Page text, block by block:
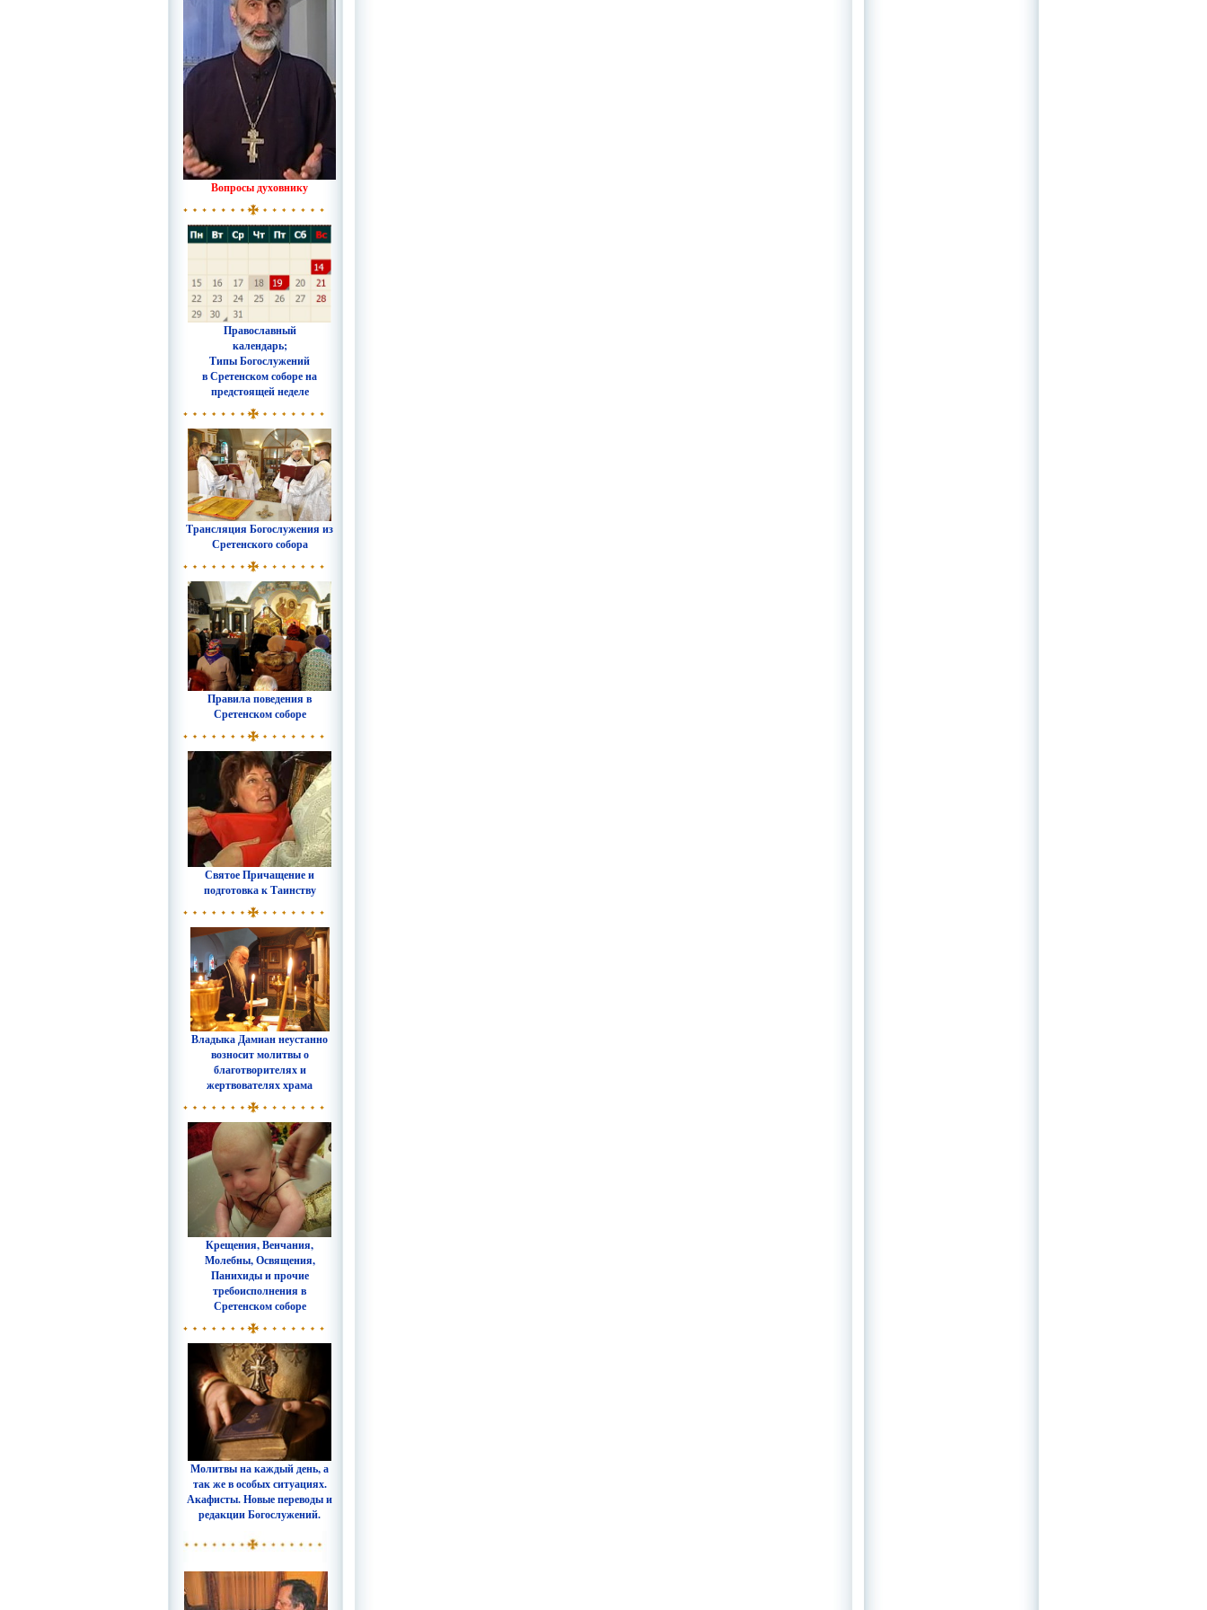
Вопросы духовнику
Православный
календарь;
Типы Богослужений
в Сретенском соборе на
предстоящей неделе
Трансляция Богослужения из
Сретенского собора
Правила поведения в
Сретенском соборе
Святое Причащение и
подготовка к Таинству
Владыка Дамиан неустанно
возносит молитвы о
благотворителях и
жертвователях храма
Крещения, Венчания,
Молебны, Освящения,
Панихиды и прочие
требоисполнения в
Сретенском соборе
Молитвы на каждый день, а
так же в особых ситуациях.
Акафисты. Новые переводы и
редакции Богослужений.